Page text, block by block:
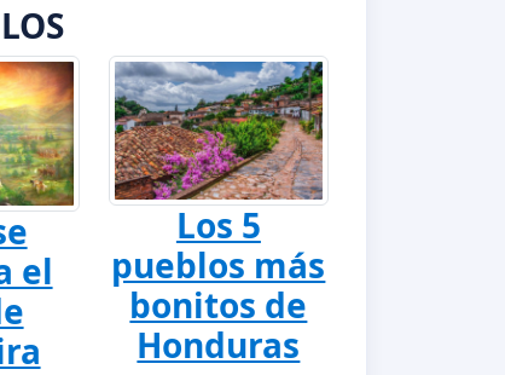
el
Los 5
pueblos más
bonitos de
Honduras